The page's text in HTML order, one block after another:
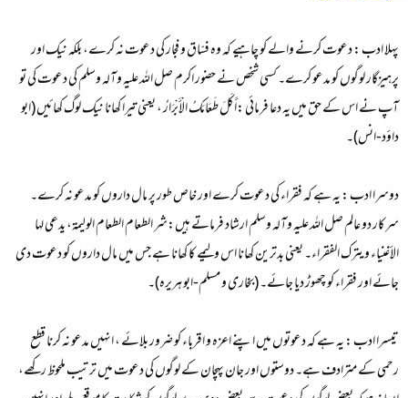
پہلا ادب :دعوت کرنے والے کو چاہیے کہ وہ فسّاق و فجار کی دعوت نہ کرے، بلکہ نیک اور
پرہیزگار لوگوں کو مدعو کرے۔ کسی شخص نے حضور اکرم صل اللہ علیہ وآلہ وسلم کی دعوت کی تو
آپ نے اس کے حق میں یہ دعا فرمائی :أَكَلَ طَعَامَكُ الْأَبْرَارُ ، یعنی تیرا کھانا نیک لوگ کھائیں(ابو
داؤد-انس)۔
دوسرا ادب :یہ ہے کہ فقراء کی دعوت کرے اور خاص طور پر مال داروں کو مدعو نہ کرے۔
سرکار دو عالم صل اللہ علیہ وآلہ وسلم ارشاد فرماتے ہیں:شر الطعام الطعام الوليمة، يدعى لها
الأغنياء ويترك الفقراء۔ یعنی بدترین کھانا اس ولیمے کا کھانا ہے جس میں مال داروں کو دعوت دی
جائے اور فقراء کو چھوڑ دیا جائے۔(بخاری و مسلم-ابو ہریرہ)۔
تیسرا ادب :یہ ہے کہ دعوتوں میں اپنے اعزہ و اقرباء کو ضرور بلائے ، انہیں مدعو نہ کرنا قطع
رحمی کے مترادف ہے۔ دوستوں اور جان پہچان کے لوگوں کی دعوت میں ترتیب ملحوظ رکھے،